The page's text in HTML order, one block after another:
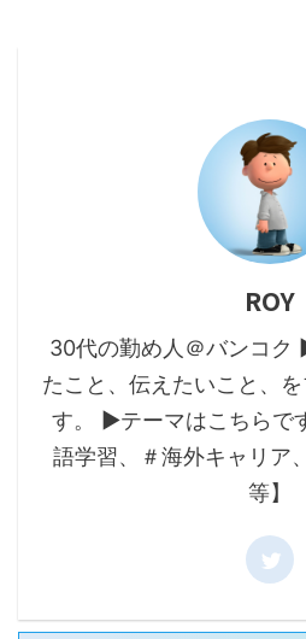
ROY
30代の勤め人＠バンコク
たこと、伝えたいこと、
す。 ▶テーマはこちらで
語学習、＃海外キャリア
等】